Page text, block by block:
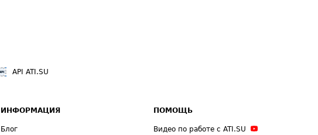
API ATI.SU
ИНФОРМАЦИЯ
Блог
ПОМОЩЬ
Видео по работе с ATI.SU